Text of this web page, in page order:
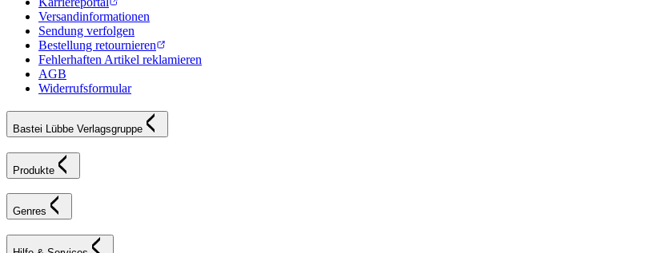
Versandinformationen
Sendung verfolgen
Bestellung retournieren
Fehlerhaften Artikel reklamieren
AGB
Widerrufsformular
Bastei Lübbe Verlagsgruppe
Produkte
Genres